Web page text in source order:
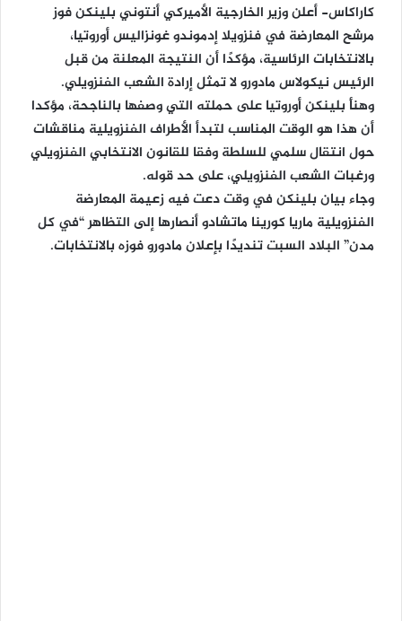
كاراكاس-أعلن وزير الخارجية الأميركي أنتوني بلينكن فوز
مرشح المعارضة في فنزويلا إدموندو غونزاليس أوروتيا،
بالانتخابات الرئاسية، مؤكدًا أن النتيجة المعلنة من قبل
الرئيس نيكولاس مادورو لا تمثل إرادة الشعب الفنزويلي.
وهنأ بلينكن أوروتيا على حملته التي وصفها بالناجحة، مؤكدا
أن هذا هو الوقت المناسب لتبدأ الأطراف الفنزويلية مناقشات
حول انتقال سلمي للسلطة وفقا للقانون الانتخابي الفنزويلي
ورغبات الشعب الفنزويلي، على حد قوله.
وجاء بيان بلينكن في وقت دعت فيه زعيمة المعارضة
الفنزويلية ماريا كورينا ماتشادو أنصارها إلى التظاهر “في كل
مدن” البلاد السبت تنديدًا بإعلان مادورو فوزه بالانتخابات.